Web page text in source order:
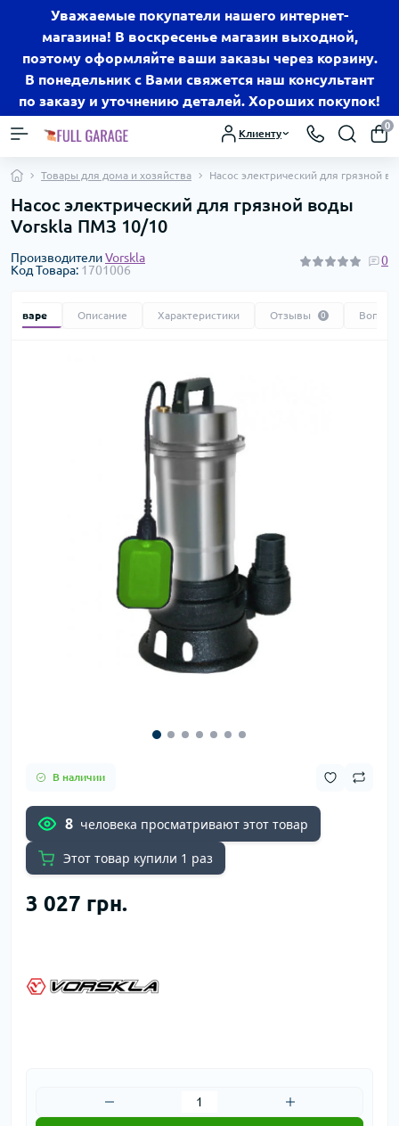
Уважаемые покупатели нашего интернет-
магазина! В воскресенье магазин выходной,
поэтому оформляйте ваши заказы через корзину.
В понедельник с Вами свяжется наш консультант
по заказу и уточнению деталей. Хороших покупок!
Клиенту
0
Товары для дома и хозяйства Насос электрический для грязной
Насос электрический для грязной воды
Vorskla ПМЗ 10/10
ПроизводителиVorskla
Код Товара: 1701006
0
товаре Описание Характеристики Отзывы 0
В наличии
8 человека просматривают этот товар
Этот товар купили 1 раз
3 027 грн.